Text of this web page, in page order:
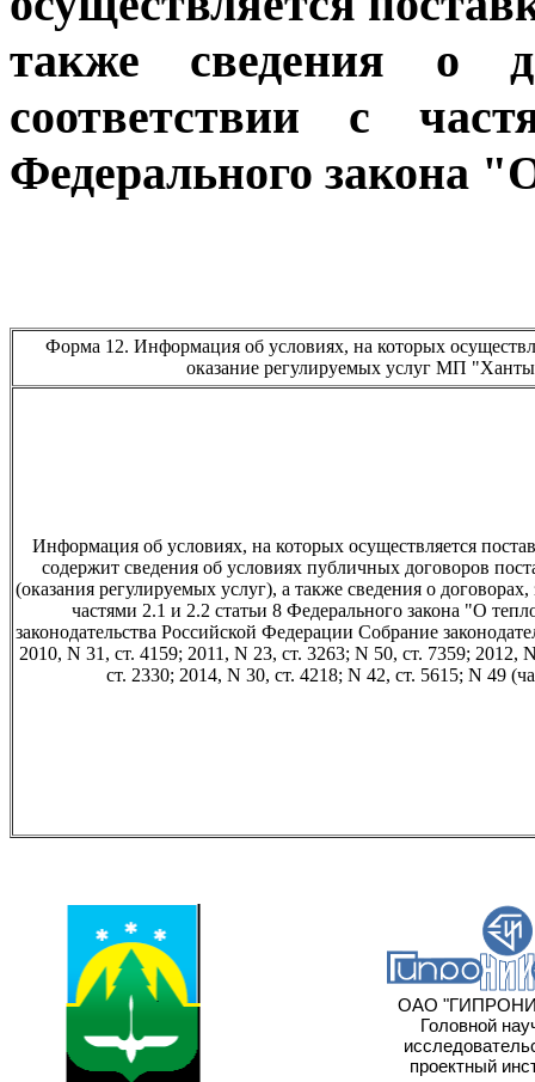
также сведения о
соответствии с
Федерального закона
Форма 12. Информация об условиях, на которых
оказание регулируемых услуг МП
Информация об условиях, на которых осуществляется
содержит сведения об условиях публичных договоров
(оказания регулируемых услуг), а также сведения о
частями 2.1 и 2.2 статьи 8 Федерального закона "О
законодательства Российской Федерации Собрание
2010, N 31, ст. 4159; 2011, N 23, ст. 3263; N 50, ст. 7359; 2012,
ст. 2330; 2014, N 30, ст. 4218; N 42, ст. 5615; N 49
ОАО
Головной
проектный